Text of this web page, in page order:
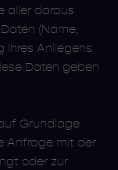
aller daraus
(Name,
Ihres Anliegens
Daten geben
Grundlage
Anfrage mit der
oder zur